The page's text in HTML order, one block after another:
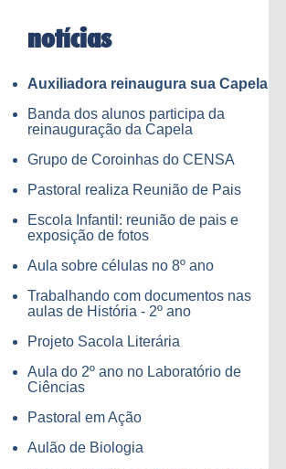
notícias
Auxiliadora reinaugura sua Capela
Banda dos alunos participa da
reinauguração da Capela
Grupo de Coroinhas do CENSA
Pastoral realiza Reunião de Pais
Escola Infantil: reunião de pais e
exposição de fotos
Aula sobre células no 8º ano
Trabalhando com documentos nas
aulas de História - 2º ano
Projeto Sacola Literária
Aula do 2º ano no Laboratório de
Ciências
Pastoral em Ação
Aulão de Biologia